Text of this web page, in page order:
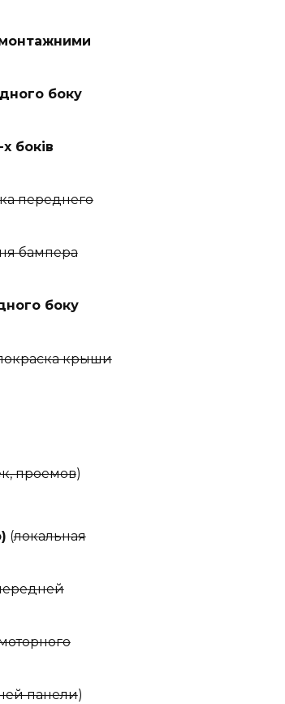
боку
боків
переднего
бампера
боку
крыши
проемов)
(локальная
панели)